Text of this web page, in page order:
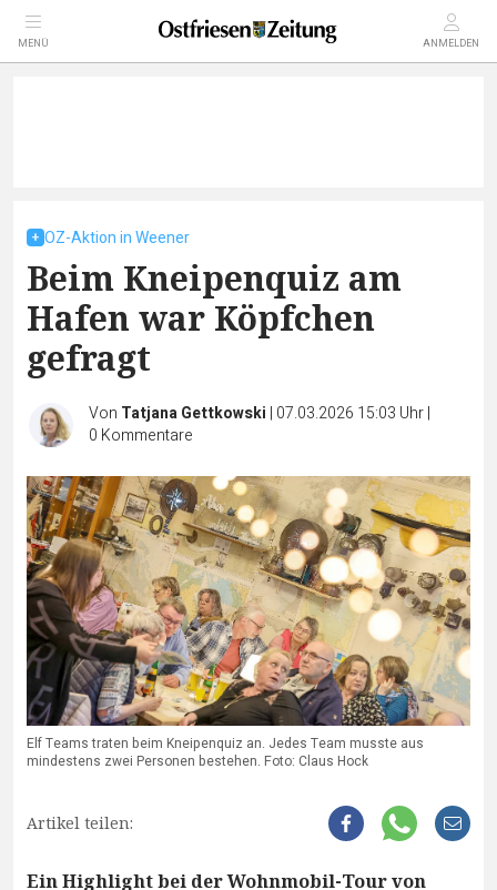
MENÜ ANMELDEN
OZ-Aktion in Weener
Beim Kneipenquiz am
Hafen war Köpfchen
gefragt
Von Tatjana Gettkowski | 07.03.2026 15:03 Uhr|
0 Kommentare
Elf Teams traten beim Kneipenquiz an. Jedes Team musste aus
mindestens zwei Personen bestehen. Foto: Claus Hock
Artikel teilen:
Ein Highlight bei der Wohnmobil-Tour von